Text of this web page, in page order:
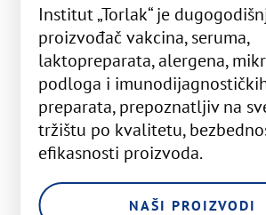
Institut „Torlak“ je
proizvođač vakcina, seruma,
laktopreparata, alergena,
podloga i
preparata, prepoznatljiv na
tržištu po kvalitetu,
efikasnosti proizvoda.
NAŠI PROIZVODI